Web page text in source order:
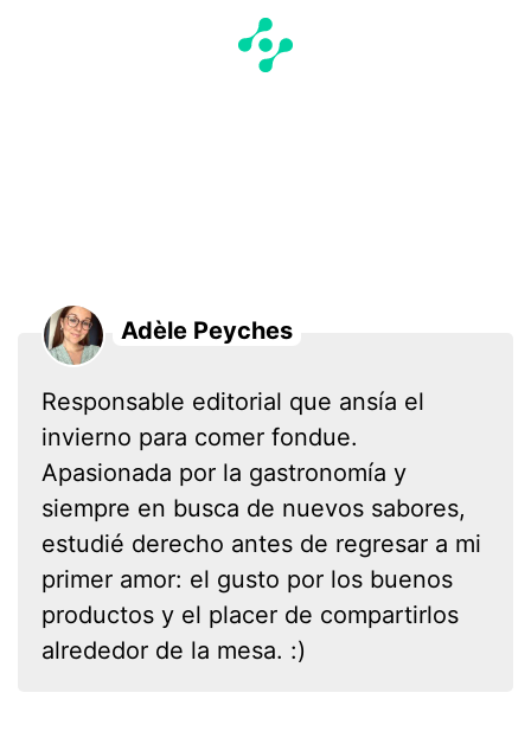
Adèle Peyches
Responsable editorial que ansía el
invierno para comer fondue.
Apasionada por la gastronomía y
siempre en busca de nuevos sabores,
estudié derecho antes de regresar a mi
primer amor: el gusto por los buenos
productos y el placer de compartirlos
alrededor de la mesa. :)